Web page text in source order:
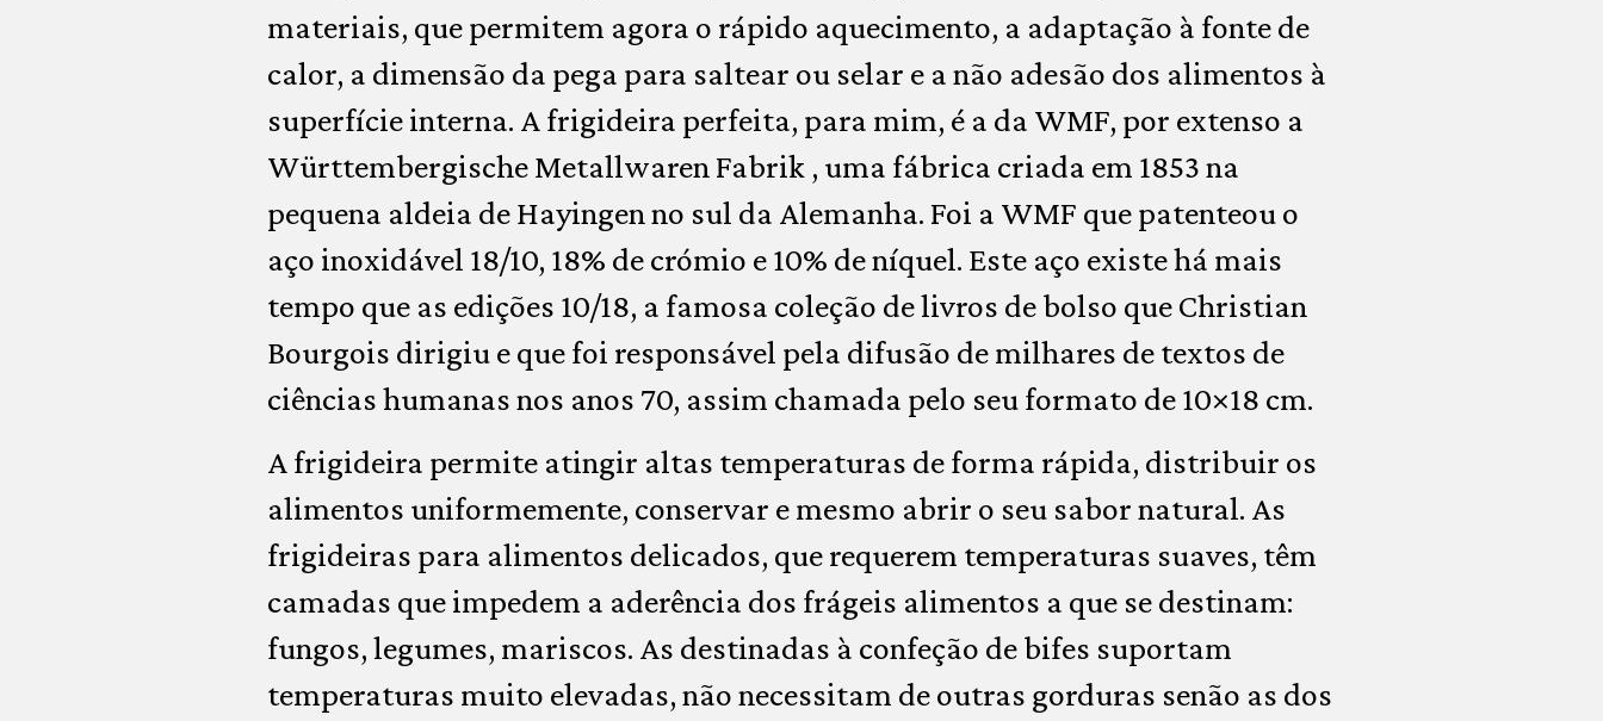
materiais, que permitem agora o rápido aquecimento, a adaptação à fonte de
calor, a dimensão da pega para saltear ou selar e a não adesão dos alimentos à
superfície interna. A frigideira perfeita, para mim, é a da WMF, por extenso a
Württembergische Metallwaren Fabrik , uma fábrica criada em 1853 na
pequena aldeia de Hayingen no sul da Alemanha. Foi a WMF que patenteou o
aço inoxidável 18/10, 18% de crómio e 10% de níquel. Este aço existe há mais
tempo que as edições 10/18, a famosa coleção de livros de bolso que Christian
Bourgois dirigiu e que foi responsável pela difusão de milhares de textos de
ciências humanas nos anos 70, assim chamada pelo seu formato de 10×18 cm.
A frigideira permite atingir altas temperaturas de forma rápida, distribuir os
alimentos uniformemente, conservar e mesmo abrir o seu sabor natural. As
frigideiras para alimentos delicados, que requerem temperaturas suaves, têm
camadas que impedem a aderência dos frágeis alimentos a que se destinam:
fungos, legumes, mariscos. As destinadas à confeção de bifes suportam
temperaturas muito elevadas, não necessitam de outras gorduras senão as dos